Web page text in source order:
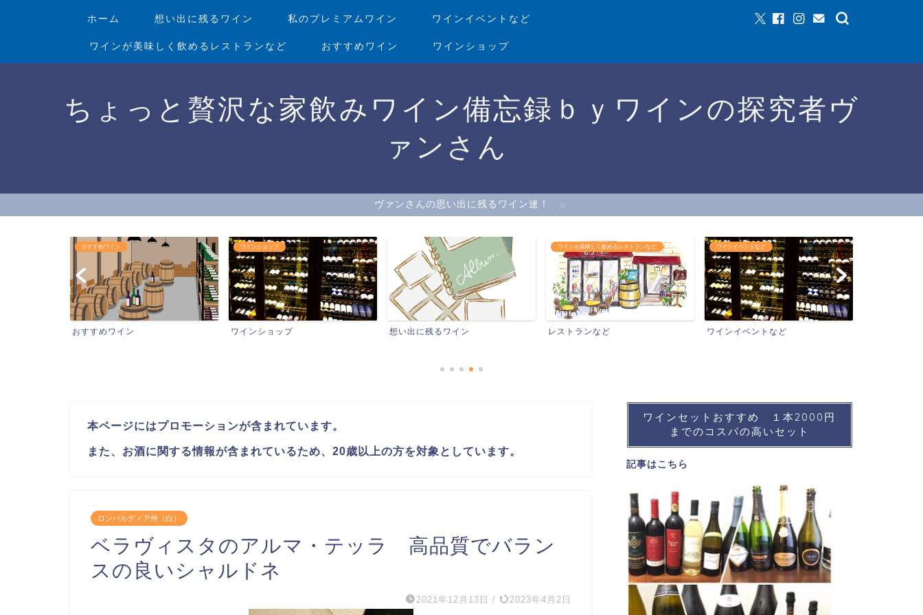
ホーム 想い出に残るワイン 私のプレミアムワイン ワインイベントなど
ワインが美味しく飲めるレストランなど おすすめワイン ワインショップ
ちょっと贅沢な家飲みワイン備忘録ｂｙワインの探究者ヴ
ァンさん
ヴァンさんの思い出に残るワイン達！
ワインショップ
ワインショップ 想い出に残るワイン
ワインを美味しく飲めるレストランなど
レストランなど
ワインイベントなど
ワインイベントなど
おすすめワイン
おすすめワイン
本ページにはプロモーションが含まれています。
また、お酒に関する情報が含まれているため、20歳以上の方を対象としています。
ロンバルディア州（白）
ベラヴィスタのアルマ・テッラ 高品質でバラン
スの良いシャルドネ
2021年12月13日 / 2023年4月2日
ワインセットおすすめ １本2000円
までのコスパの高いセット
記事はこちら